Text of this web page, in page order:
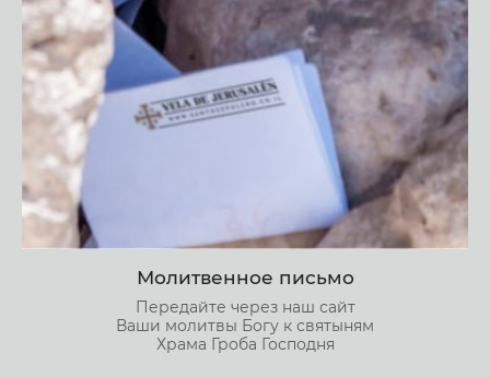
Молитвенное письмо
Передайте через наш сайт
Ваши молитвы Богу к святыням
Храма Гроба Господня